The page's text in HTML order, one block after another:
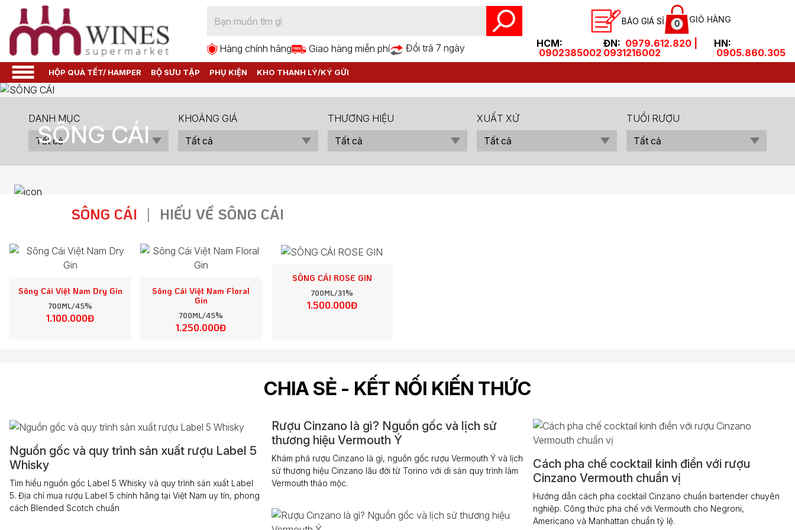
Hàng chính hãng Giao hàng miễn phí Đổi trả 7 ngày
BÁO GIÁ SỈ 0 GIỎ HÀNG
HCM:
0902385002
ĐN: 0979.612.820 |
0931216002
HN:
0905.860.305
HỘP QUÀ TẾT/ HAMPER BỘ SƯU TẬP PHỤ KIỆN KHO THANH LÝ/KÝ GỬI
SÔNG CÁI
DANH MỤC KHOẢNG GIÁ THƯƠNG HIỆU XUẤT XỨ TUỔI RƯỢU
SÔNG CÁI | HIỂU VỀ SÔNG CÁI
Sông Cái Việt Nam Dry Gin
700ML/45%
1.100.000Đ
Sông Cái Việt Nam Floral
Gin
700ML/45%
1.250.000Đ
SÔNG CÁI ROSE GIN
700ML/31%
1.500.000Đ
CHIA SẺ - KẾT NỐI KIẾN THỨC
Nguồn gốc và quy trình sản xuất rượu Label 5
Whisky
Tìm hiểu nguồn gốc Label 5 Whisky và quy trình sản xuất Label
5. Địa chỉ mua rượu Label 5 chính hãng tại Việt Nam uy tín, phong
cách Blended Scotch chuẩn
Rượu Cinzano là gì? Nguồn gốc và lịch sử
thương hiệu Vermouth Ý
Khám phá rượu Cinzano là gì, nguồn gốc rượu Vermouth Ý và lịch
sử thương hiệu Cinzano lâu đời từ Torino với di sản quy trình làm
Vermouth thảo mộc.
Cách pha chế cocktail kinh điển với rượu
Cinzano Vermouth chuẩn vị
Hướng dẫn cách pha cocktail Cinzano chuẩn bartender chuyên
nghiệp. Công thức pha chế với Vermouth cho Negroni,
Americano và Manhattan chuẩn tỷ lệ.